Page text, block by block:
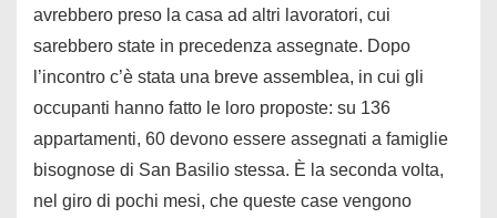
avrebbero preso la casa ad altri lavoratori, cui
sarebbero state in precedenza assegnate. Dopo
l’incontro c’è stata una breve assemblea, in cui gli
occupanti hanno fatto le loro proposte: su 136
appartamenti, 60 devono essere assegnati a famiglie
bisognose di San Basilio stessa. È la seconda volta,
nel giro di pochi mesi, che queste case vengono